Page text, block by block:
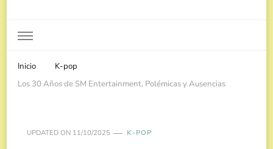
Inicio
K-pop
Los 30 Años de SM Entertainment, Polémicas y Ausencias
UPDATED ON 11/10/2025 K-POP